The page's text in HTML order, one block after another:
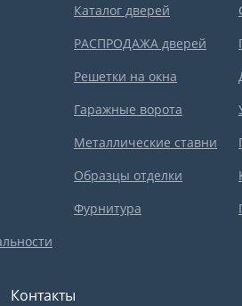
Каталог дверей
РАСПРОДАЖА дверей
Решетки на окна
Гаражные ворота
Металлические ставни
Образцы отделки
Фурнитура
Контакты